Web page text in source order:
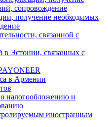
сопровождение
получение необходимых
связанной с
в Эстонии, связанных с
в Армении
налогообложению и
иностранным